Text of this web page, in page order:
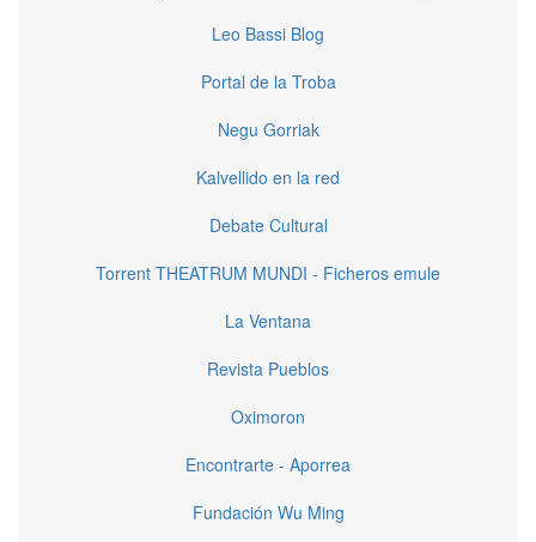
Leo Bassi Blog
Portal de la Troba
Negu Gorriak
Kalvellido en la red
Debate Cultural
Torrent THEATRUM MUNDI - Ficheros emule
La Ventana
Revista Pueblos
Oximoron
Encontrarte - Aporrea
Fundación Wu Ming